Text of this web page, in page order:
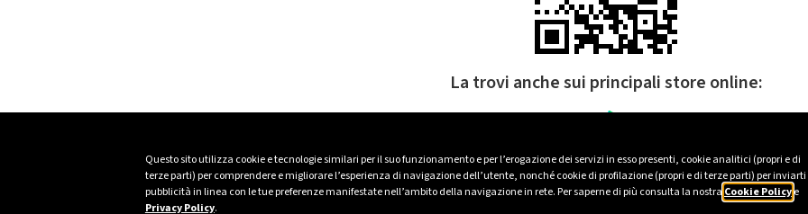
Questo sito utilizza cookie e tecnologie similari per il suo funzionamento e per l’erogazione dei servizi in esso presenti, cookie analitici (propri e di
terze parti) per comprendere e migliorare l’esperienza di navigazione dell’utente, nonché cookie di profilazione (propri e di terze parti) per inviarti
pubblicità in linea con le tue preferenze manifestate nell’ambito della navigazione in rete. Per saperne di più consulta la nostra Cookie Policye
Privacy Policy.
La trovi anche sui principali store online: